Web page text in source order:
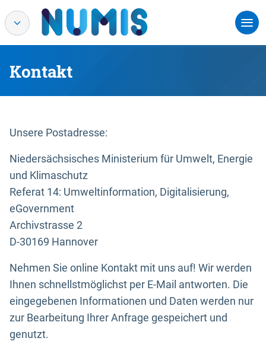
Kontakt
Unsere Postadresse:
Niedersächsisches Ministerium für Umwelt, Energie
und Klimaschutz
Referat 14: Umweltinformation, Digitalisierung,
eGovernment
Archivstrasse 2
D-30169 Hannover
Nehmen Sie online Kontakt mit uns auf! Wir werden
Ihnen schnellstmöglichst per E-Mail antworten. Die
eingegebenen Informationen und Daten werden nur
zur Bearbeitung Ihrer Anfrage gespeichert und
genutzt.